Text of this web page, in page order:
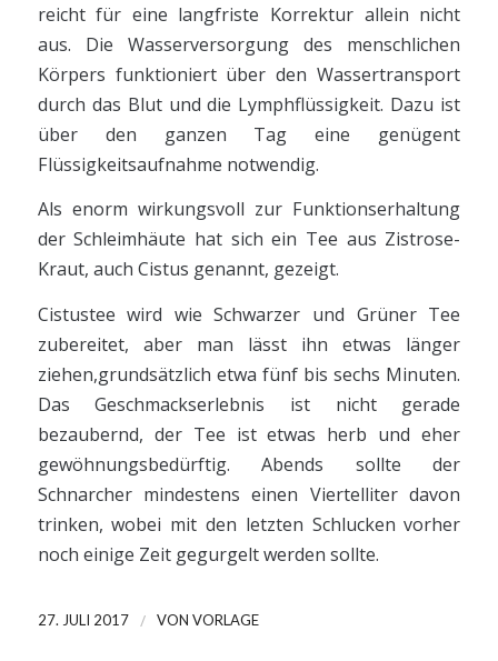
reicht für eine langfriste Korrektur allein nicht
aus. Die Wasserversorgung des menschlichen
Körpers funktioniert über den Wassertransport
durch das Blut und die Lymphflüssigkeit. Dazu ist
über den ganzen Tag eine genügent
Flüssigkeitsaufnahme notwendig.
Als enorm wirkungsvoll zur Funktionserhaltung
der Schleimhäute hat sich ein Tee aus Zistrose-
Kraut, auch Cistus genannt, gezeigt.
Cistustee wird wie Schwarzer und Grüner Tee
zubereitet, aber man lässt ihn etwas länger
ziehen,grundsätzlich etwa fünf bis sechs Minuten.
Das Geschmackserlebnis ist nicht gerade
bezaubernd, der Tee ist etwas herb und eher
gewöhnungsbedürftig. Abends sollte der
Schnarcher mindestens einen Viertelliter davon
trinken, wobei mit den letzten Schlucken vorher
noch einige Zeit gegurgelt werden sollte.
27. JULI 2017 / VON VORLAGE